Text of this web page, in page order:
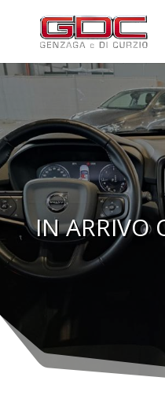
IN ARRIVO